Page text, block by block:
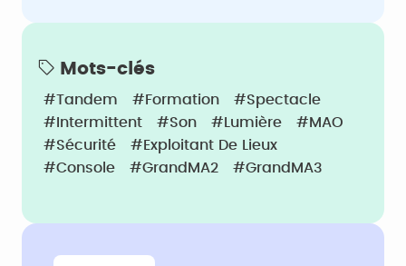
Mots-clés
#Tandem #Formation
#Spectacle
#Intermittent
#Son #Lumière
#MAO
#Sécurité
#Exploitant De Lieux
#Console
#GrandMA2 #GrandMA3